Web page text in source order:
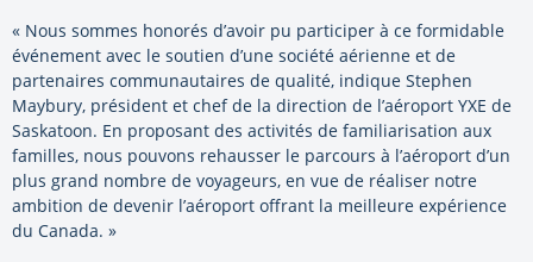
« Nous sommes honorés d’avoir pu participer à ce formidable
événement avec le soutien d’une société aérienne et de
partenaires communautaires de qualité, indique Stephen
Maybury, président et chef de la direction de l’aéroport YXE de
Saskatoon. En proposant des activités de familiarisation aux
familles, nous pouvons rehausser le parcours à l’aéroport d’un
plus grand nombre de voyageurs, en vue de réaliser notre
ambition de devenir l’aéroport offrant la meilleure expérience
du Canada. »